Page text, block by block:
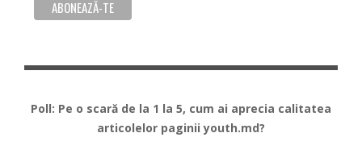
Poll: Pe o scară de la 1 la 5, cum ai aprecia calitatea
articolelor paginii youth.md?